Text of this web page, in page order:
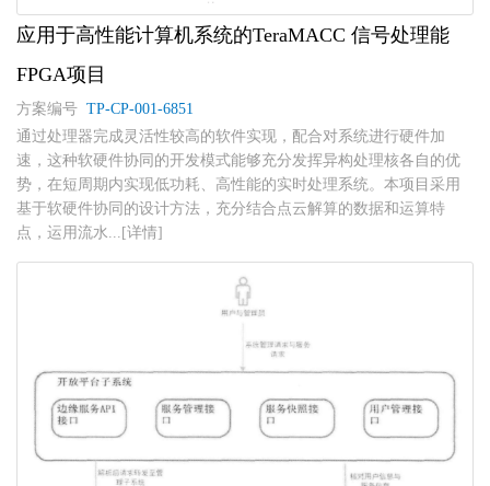
应用于高性能计算机系统的TeraMACC 信号处理能
FPGA项目
方案编号 TP-CP-001-6851
通过处理器完成灵活性较高的软件实现，配合对系统进行硬件加
速，这种软硬件协同的开发模式能够充分发挥异构处理核各自的优
势，在短周期内实现低功耗、高性能的实时处理系统。本项目采用
基于软硬件协同的设计方法，充分结合点云解算的数据和运算特
点，运用流水...[详情]